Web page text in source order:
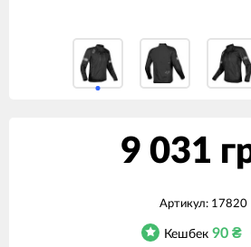
9 031
Артикул: 17820
Кешбек 90₴